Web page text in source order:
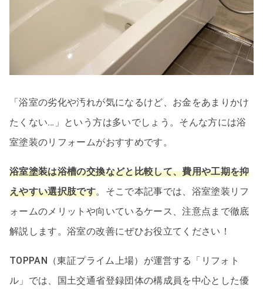
「浴室の劣化や汚れが気になるけど、お金をあまりかけ
たくない…」という方は多いでしょう。そんな方には浴
室塗装のリフォームがおすすめです。
浴室塗装は浴槽の交換などと比較して、費用や工期を抑
えやすい選択肢です。そこで本記事では、浴室塗装リフ
ォームのメリットや向いているケース、注意点まで徹底
解説します。浴室の改善にぜひお役立てください！
TOPPAN（東証プライム上場）が運営する「リフォト
ル」では、国土交通省登録団体の構成員を中心とした優